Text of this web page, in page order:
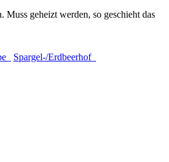
geheizt werden, so geschieht das
Spargel-/Erdbeerhof